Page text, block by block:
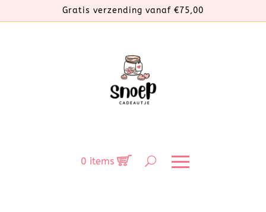
Gratis verzending vanaf €75,00
0 items